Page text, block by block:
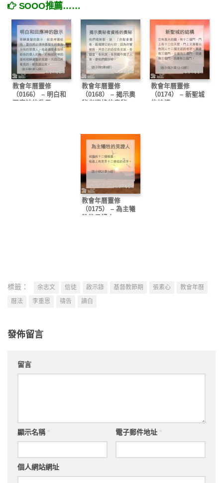
SOOO推薦……
教會年曆靈修
（0166） – 明白和
回應神的啟示
教會年曆靈修
（0168） – 揭示奧
秘者資格的奧秘
教會年曆靈修
（0174） – 新聖城
的結構
教會年曆靈修
（0175） – 為主犧
牲的見證人
標籤： 余志文 信徒 啟示錄 基督教節期 張素心
教會年曆
曆法
李重恩 禱告 讀白
發佈留言
留言
顯示名稱 電子郵件地址
個人網站網址